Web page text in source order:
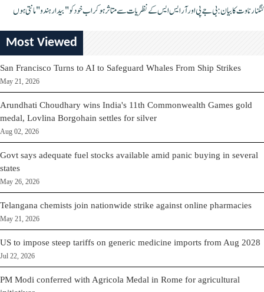
کنگنا رناوت کا بیان: بی جے پی اور آر ایس ایس کے نظریات سے متاثر ہو کر اب خود کو "بیدار ہندو" مانتی ہوں
Most Viewed
San Francisco Turns to AI to Safeguard Whales From Ship Strikes
May 21, 2026
Arundhati Choudhary wins India's 11th Commonwealth Games gold
medal, Lovlina Borgohain settles for silver
Aug 02, 2026
Govt says adequate fuel stocks available amid panic buying in several
states
May 26, 2026
Telangana chemists join nationwide strike against online pharmacies
May 21, 2026
US to impose steep tariffs on generic medicine imports from Aug 2028
Jul 22, 2026
PM Modi conferred with Agricola Medal in Rome for agricultural